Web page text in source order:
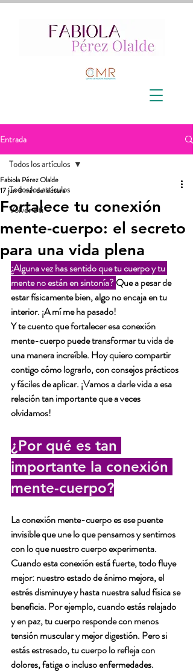
Entrada
Todos los artículos
Volver a ti
Todos los artículos
Fortalece tu conexión
mente-cuerpo: el secreto
para una vida plena
Fabiola Pérez Olalde
17 jun3 min de lectura
¿Alguna vez has sentido que tu cuerpo y tu
mente no están en sintonía? Que a pesar de
estar físicamente bien, algo no encaja en tu
interior. ¡A mí me ha pasado!
Y te cuento que fortalecer esa conexión
mente-cuerpo puede transformar tu vida de
una manera increíble. Hoy quiero compartir
contigo cómo lograrlo, con consejos prácticos
y fáciles de aplicar. ¡Vamos a darle vida a esa
relación tan importante que a veces
olvidamos!
¿Por qué es tan
importante la conexión
mente-cuerpo?
La conexión mente-cuerpo es ese puente
invisible que une lo que pensamos y sentimos
con lo que nuestro cuerpo experimenta.
Cuando esta conexión está fuerte, todo fluye
mejor: nuestro estado de ánimo mejora, el
estrés disminuye y hasta nuestra salud física se
beneficia. Por ejemplo, cuando estás relajado
y en paz, tu cuerpo responde con menos
tensión muscular y mejor digestión. Pero si
estás estresado, tu cuerpo lo refleja con
dolores, fatiga o incluso enfermedades.